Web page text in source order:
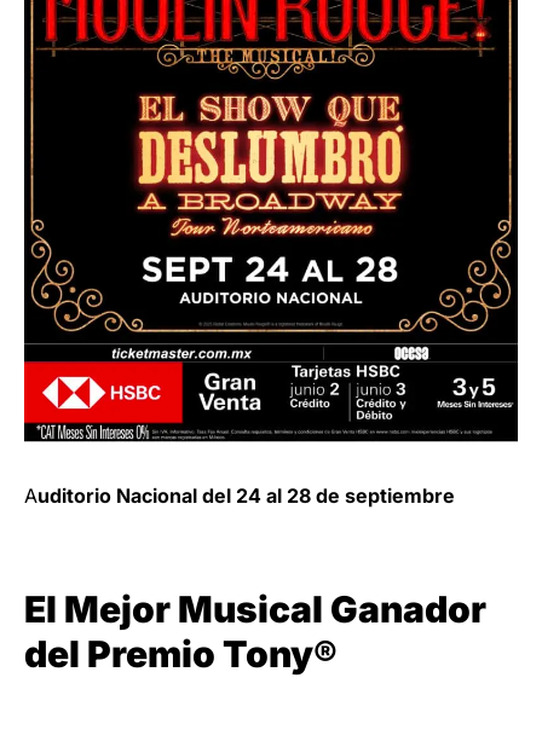
Auditorio Nacional del 24 al 28 de septiembre
El Mejor Musical Ganador
del Premio Tony®